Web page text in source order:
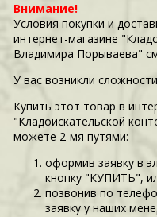
Внимание!
Условия покупки и
интернет-магазине
Владимира Порываева"
У вас возникли
Купить этот товар в
"Кладоискательской
можете 2-мя путями:
оформив заявку в
кнопку "КУПИТЬ",
позвонив по
заявку у наших